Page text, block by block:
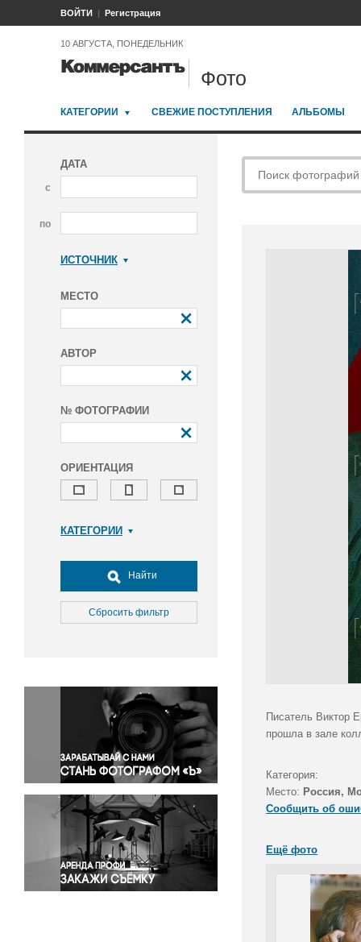
ВОЙТИ Регистрация
10 АВГУСТА, ПОНЕДЕЛЬНИК
Фото
КАТЕГОРИИ СВЕЖИЕ ПОСТУПЛЕНИЯ АЛЬБОМЫ
ДАТА
с
по
ИСТОЧНИК
МЕСТО
АВТОР
№ ФОТОГРАФИИ
ОРИЕНТАЦИЯ
КАТЕГОРИИ
Досуг, туризм и отдых
Культура
Медицина
Окружающая среда
Политика
Правосудие
Происшествия и конфликты
Религия
Светская жизнь
Спорт
Экология
Экономика и бизнес
Найти
Сбросить фильтр
Писатель Виктор
прошла в зале
Категория:
Место: Россия,
Сообщить об
Ещё фото